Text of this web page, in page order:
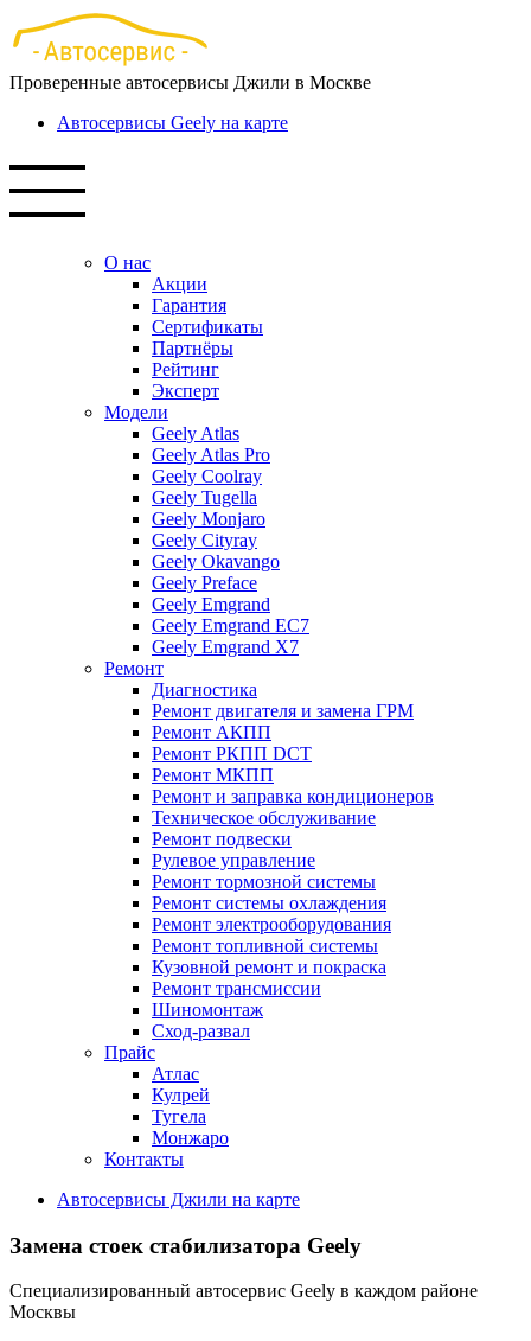
Перейти
к
основному
содержанию
Проверенные автосервисы Джили в Москве
Автосервисы Geely на карте
О нас
Акции
Гарантия
Сертификаты
Партнёры
Рейтинг
Эксперт
Модели
Geely Atlas
Geely Atlas Pro
Geely Coolray
Geely Tugella
Geely Monjaro
Geely Cityray
Geely Okavango
Geely Preface
Geely Emgrand
Geely Emgrand EC7
Geely Emgrand X7
Ремонт
Диагностика
Ремонт двигателя и замена ГРМ
Ремонт АКПП
Ремонт РКПП DCT
Ремонт МКПП
Ремонт и заправка кондиционеров
Техническое обслуживание
Ремонт подвески
Рулевое управление
Ремонт тормозной системы
Ремонт системы охлаждения
Ремонт электрооборудования
Ремонт топливной системы
Кузовной ремонт и покраска
Ремонт трансмиссии
Шиномонтаж
Сход-развал
Прайс
Атлас
Кулрей
Тугела
Монжаро
Контакты
Автосервисы Джили на карте
Замена стоек стабилизатора Geely
Специализированный автосервис Geely в каждом районе
Москвы